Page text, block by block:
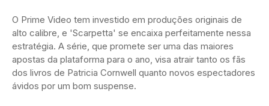
O Prime Video tem investido em produções originais de
alto calibre, e 'Scarpetta' se encaixa perfeitamente nessa
estratégia. A série, que promete ser uma das maiores
apostas da plataforma para o ano, visa atrair tanto os fãs
dos livros de Patricia Cornwell quanto novos espectadores
ávidos por um bom suspense.